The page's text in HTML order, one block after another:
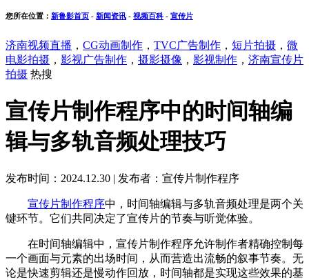
您所在位置： 新鲁影首页 - 新闻资讯 - 视频百科 - 宣传片
济南视频直播 ， CG动画制作 ， TVC广告制作 ， 短片拍摄 ， 微
电影拍摄 ， 影视广告制作 ， 摄影摄像 ， 影视制作 ， 济南宣传片
拍摄 热搜
宣传片制作程序中的时间轴编
辑与多轨音频处理技巧
发布时间：2024.12.30 | 发布者：宣传片制作程序
宣传片制作程序中，时间轴编辑与多轨音频处理是两个关
键环节。它们共同决定了宣传片的节奏与听觉体验。
在时间轴编辑中，宣传片制作程序允许制作者精确控制每
一个画面与元素的出场时间，从而营造出流畅的叙事节奏。无
论是快速剪辑还是慢动作回放，时间轴都是实现这些效果的基